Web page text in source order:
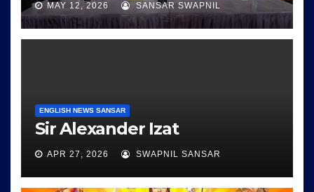
MAY 12, 2026 SANSAR SWAPNIL
ENGLISH NEWS SANSAR
Sir Alexander Izat
APR 27, 2026 SWAPNIL SANSAR